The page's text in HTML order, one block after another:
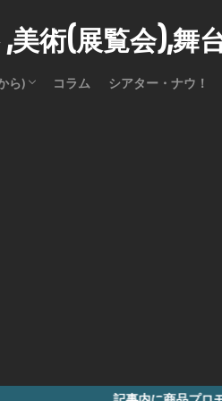
,美術(展覧会),舞
ら) コラム シアター・ナウ！